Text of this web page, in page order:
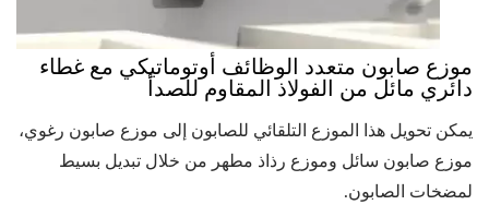
موزع صابون متعدد الوظائف أوتوماتيكي مع غطاء
دائري مائل من الفولاذ المقاوم للصدأ
يمكن تحويل هذا الموزع التلقائي للصابون إلى موزع صابون رغوي،
موزع صابون سائل وموزع رذاذ مطهر من خلال تبديل بسيط
لمضخات الصابون.